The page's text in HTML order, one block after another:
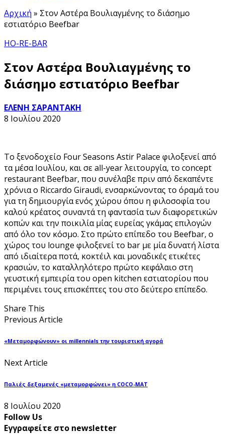
Αρχική » Στον Αστέρα Βουλιαγμένης το διάσημο
εστιατόριο Beefbar
HO-RE-BAR
Στον Αστέρα Βουλιαγμένης το
διάσημο εστιατόριο Beefbar
ΕΛΕΝΗ ΣΑΡΑΝΤΑΚΗ
8 Ιουλίου 2020
Το ξενοδοχείο Four Seasons Astir Palace φιλοξενεί από
τα μέσα Ιουλίου, και σε all-year λειτουργία, το concept
restaurant Beefbar, που συνέλαβε πριν από δεκαπέντε
χρόνια ο Riccardo Giraudi, ενσαρκώνοντας το όραμά του
για τη δημιουργία ενός χώρου όπου η φιλοσοφία του
καλού κρέατος συναντά τη φαντασία των διαφορετικών
κοπών και την ποικιλία μίας ευρείας γκάμας επιλογών
από όλο τον κόσμο. Στο πρώτο επίπεδο του Beefbar, ο
χώρος του lounge φιλοξενεί το bar με μία δυνατή λίστα
από ιδιαίτερα ποτά, κοκτέιλ και μοναδικές ετικέτες
κρασιών, το καταλληλότερο πρώτο κεφάλαιο στη
γευστική εμπειρία του open kitchen εστιατορίου που
περιμένει τους επισκέπτες του στο δεύτερο επίπεδο.
Share This
Previous Article
«Μεταμορφώνουν» οι millennials την τουριστική αγορά
Next Article
Παλιές δεξαμενές «μεταμορφώνει» η COCO-MAT
8 Ιουλίου 2020
Follow Us
Εγγραφείτε στο newsletter